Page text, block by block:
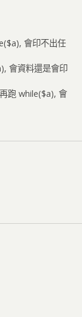
會印不出任
會資料還是會印
跑 while($a), 會